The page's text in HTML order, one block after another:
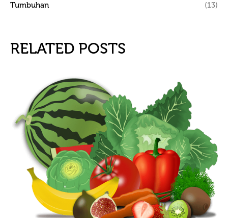
Tumbuhan (13)
RELATED POSTS